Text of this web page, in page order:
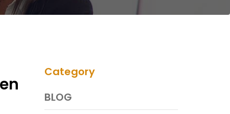
Category
BLOG